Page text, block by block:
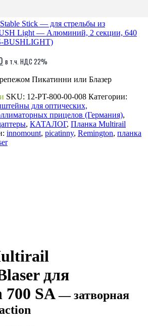
Stick — для стрельбы из
Light — Алюминий, 2 секции, 640
BUSHLIGHT)
Текущая
₽21,000.00.
в т.ч. НДС 22%
Пикатинни или Блазер
SKU: 12-PT-800-00-008 Категории:
для оптических,
прицелов (Германия),
, КАТАЛОГ, Планка Multirail
innomount, picatinny, Remington, планка
для
700 SA— затворная